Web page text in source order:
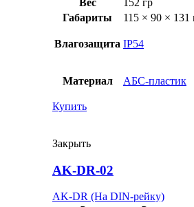
Габариты
115 × 90 ×
Влагозащита IP54
Материал АБС-пластик
Купить
Закрыть
AK-DR-02
AK-DR (На DIN-рейку)